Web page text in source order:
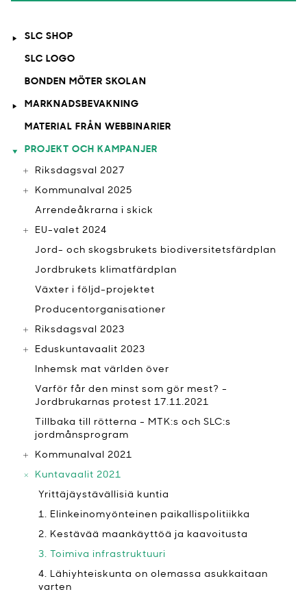
SLC SHOP
SLC LOGO
BONDEN MÖTER SKOLAN
MARKNADSBEVAKNING
MATERIAL FRÅN WEBBINARIER
PROJEKT OCH KAMPANJER
Riksdagsval 2027
Kommunalval 2025
Arrendeåkrarna i skick
EU-valet 2024
Jord- och skogsbrukets biodiversitetsfärdplan
Jordbrukets klimatfärdplan
Växter i följd-projektet
Producentorganisationer
Riksdagsval 2023
Eduskuntavaalit 2023
Inhemsk mat världen över
Varför får den minst som gör mest? -
Jordbrukarnas protest 17.11.2021
Tillbaka till rötterna - MTK:s och SLC:s
jordmånsprogram
Kommunalval 2021
Kuntavaalit 2021
Yrittäjäystävällisiä kuntia
1. Elinkeinomyönteinen paikallispolitiikka
2. Kestävää maankäyttöä ja kaavoitusta
3. Toimiva infrastruktuuri
4. Lähiyhteiskunta on olemassa asukkaitaan
varten